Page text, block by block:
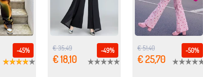
-45% -49%
€ 35,49
€ 18,10
-50%
€ 51,40
€ 25,70